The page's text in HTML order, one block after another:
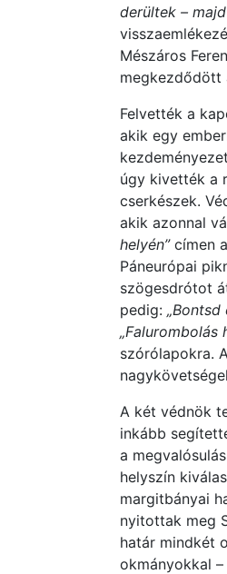
derültek –
Mészáros
megkezdődött
Felvették a
akik egy
úgy kivették a
cserkészek.
akik azonnal
helyén”címen
Páneurópai
szögesdrótot
pedig: „Bontsd
szórólapokra.
A két védnök
inkább
a
helyszín
margitbányai
nyitottak meg
határ mindkét
okmányokkal